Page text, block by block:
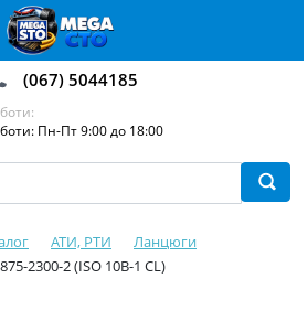
(067) 5044185
Пн-Пт 9:00 до 18:00
АТИ, РТИ
Ланцюги
2300-2 (ISO 10B-1 CL)